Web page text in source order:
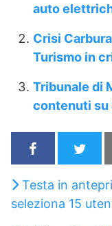
auto
Crisi
Turismo in
Tribunale di
contenuti su
Testa in
seleziona 15